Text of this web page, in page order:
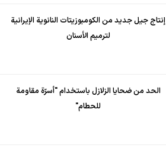
إنتاج جيل جديد من الكومبوزيتات النانوية الإيرانية
لترميم الأسنان
الحد من ضحايا الزلازل باستخدام "أسرّة مقاومة
للحطام"